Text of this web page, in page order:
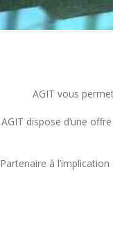
AGIT vous
AGIT dispose d’une
Partenaire à